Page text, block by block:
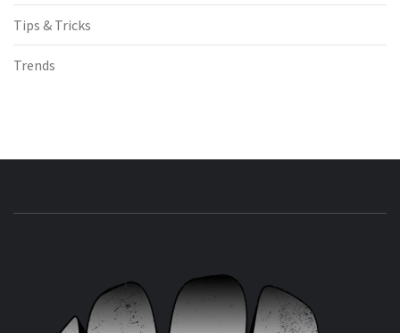
Tips & Tricks
Trends